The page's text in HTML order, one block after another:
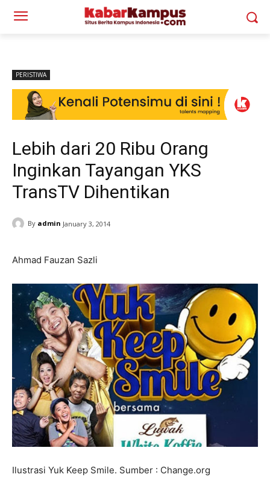
PERISTIWA
Lebih dari 20 Ribu Orang
Inginkan Tayangan YKS
TransTV Dihentikan
By admin January 3, 2014
Ahmad Fauzan Sazli
Ilustrasi Yuk Keep Smile. Sumber : Change.org